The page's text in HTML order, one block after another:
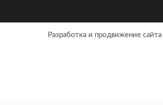
Разработка и продвижение сайта